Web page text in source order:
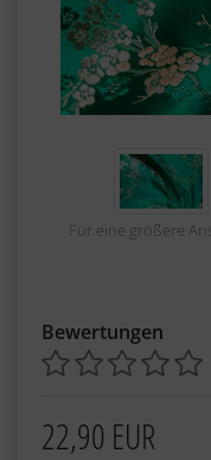
Für eine größere
Bewertungen
22,90 EUR